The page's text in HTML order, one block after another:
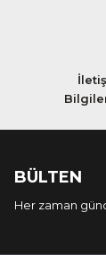
BÜLTEN
Her zaman